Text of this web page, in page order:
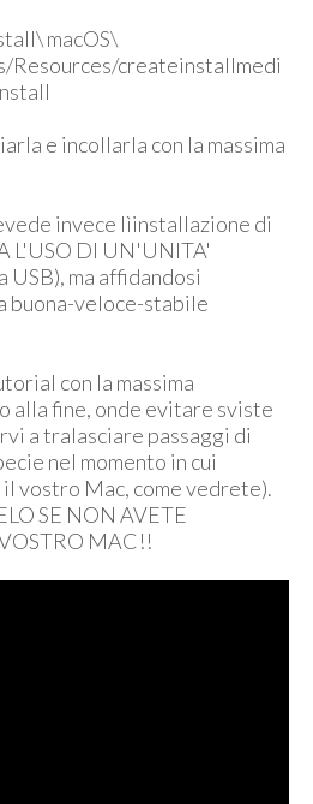
macOS\
Resources/createinstallmedi
e incollarla con la massima
invece lìinstallazione di
L'USO DI UN'UNITA'
USB), ma affidandosi
buona-veloce-stabile
con la massima
alla fine, onde evitare sviste
a tralasciare passaggi di
nel momento in cui
vostro Mac, come vedrete).
SE NON AVETE
MAC!!